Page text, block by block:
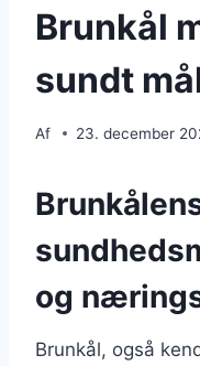
Brunkål
sundt
Af 23. december
og
Brunkål, også